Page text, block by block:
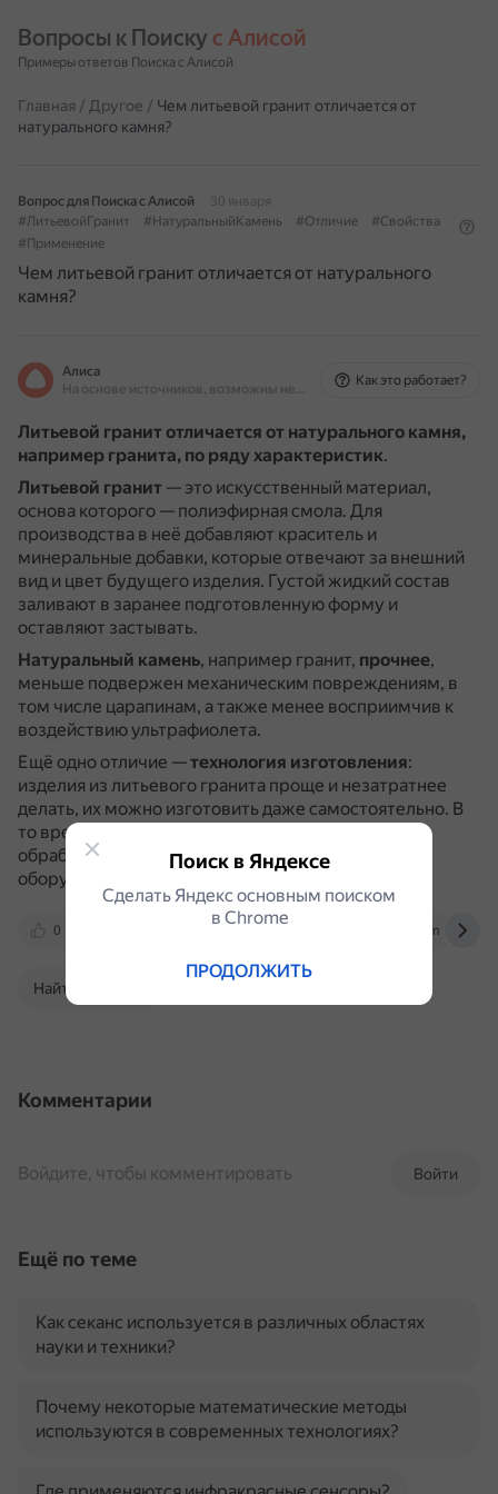
Вопросы к Поиску с Алисой
Примеры ответов Поиска с Алисой
Главная / Другое / Чем литьевой гранит отличается от
натурального камня?
Вопрос для Поиска с Алисой
30 января
#ЛитьевойГранит
#НатуральныйКамень #Отличие
#Свойства
#Применение
Чем литьевой гранит отличается от натурального
камня?
Алиса
На основе источников, возможны неточности
Как это работает?
Литьевой гранит отличается от натурального камня,
например гранита, по ряду характеристик.
Литьевой гранит — это искусственный материал,
основа которого — полиэфирная смола. Для
производства в неё добавляют краситель и
минеральные добавки, которые отвечают за внешний
вид и цвет будущего изделия. Густой жидкий состав
заливают в заранее подготовленную форму и
оставляют застывать.
Натуральный камень, например гранит, прочнее,
меньше подвержен механическим повреждениям, в
том числе царапинам, а также менее восприимчив к
воздействию ультрафиолета.
Ещё одно отличие —технология изготовления:
изделия из литьевого гранита проще и незатратнее
делать, их можно изготовить даже самостоятельно. В
то время как натуральный камень качественно
обрабатывают только на предприятиях с мощным
оборудованием.
0 vk.com
Найти в Поиске
Комментарии
Войти
Войдите, чтобы комментировать
Ещё по теме
Как секанс используется в различных областях
науки и техники?
Почему некоторые математические методы
используются в современных технологиях?
Поиск в Яндексе
Сделать Яндекс основным поиском
в Сhrome
ПРОДОЛЖИТЬ